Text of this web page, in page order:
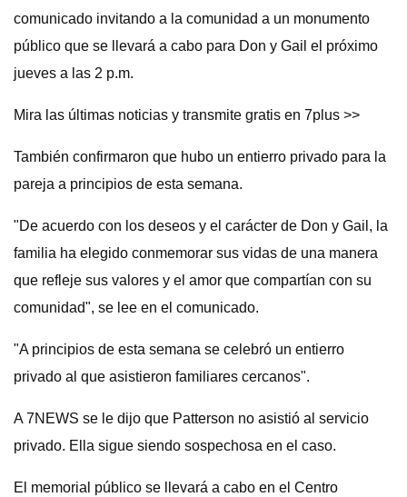
comunicado invitando a la comunidad a un monumento
público que se llevará a cabo para Don y Gail el próximo
jueves a las 2 p.m.
Mira las últimas noticias y transmite gratis en 7plus >>
También confirmaron que hubo un entierro privado para la
pareja a principios de esta semana.
"De acuerdo con los deseos y el carácter de Don y Gail, la
familia ha elegido conmemorar sus vidas de una manera
que refleje sus valores y el amor que compartían con su
comunidad", se lee en el comunicado.
"A principios de esta semana se celebró un entierro
privado al que asistieron familiares cercanos".
A 7NEWS se le dijo que Patterson no asistió al servicio
privado. Ella sigue siendo sospechosa en el caso.
El memorial público se llevará a cabo en el Centro